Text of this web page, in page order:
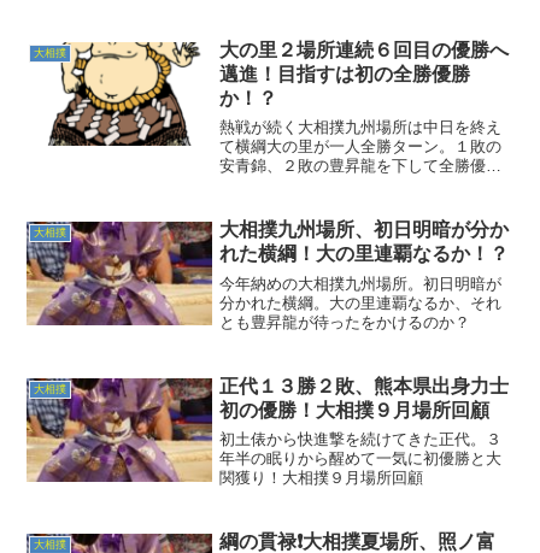
大相撲
大の里２場所連続６回目の優勝へ
邁進！目指すは初の全勝優勝
か！？
熱戦が続く大相撲九州場所は中日を終え
て横綱大の里が一人全勝ターン。１敗の
安青錦、２敗の豊昇龍を下して全勝優勝
大相撲
大相撲九州場所、初日明暗が分か
れた横綱！大の里連覇なるか！？
今年納めの大相撲九州場所。初日明暗が
分かれた横綱。大の里連覇なるか、それ
とも豊昇龍が待ったをかけるのか？
大相撲
正代１３勝２敗、熊本県出身力士
初の優勝！大相撲９月場所回顧
初土俵から快進撃を続けてきた正代。３
年半の眠りから醒めて一気に初優勝と大
関獲り！大相撲９月場所回顧
大相撲
綱の貫禄❗大相撲夏場所、照ノ富